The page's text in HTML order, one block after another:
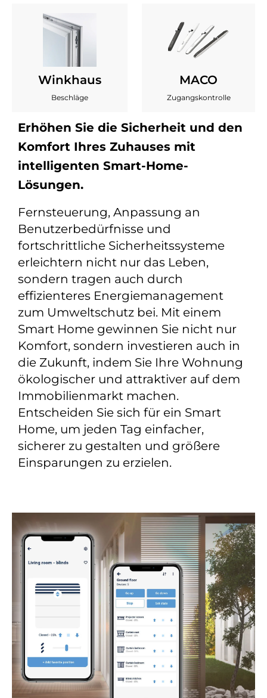
Winkhaus
Beschläge
MACO
Zugangskontrolle
Erhöhen Sie die Sicherheit und den
Komfort Ihres Zuhauses mit
intelligenten Smart-Home-
Lösungen.
Fernsteuerung, Anpassung an
Benutzerbedürfnisse und
fortschrittliche Sicherheitssysteme
erleichtern nicht nur das Leben,
sondern tragen auch durch
effizienteres Energiemanagement
zum Umweltschutz bei. Mit einem
Smart Home gewinnen Sie nicht nur
Komfort, sondern investieren auch in
die Zukunft, indem Sie Ihre Wohnung
ökologischer und attraktiver auf dem
Immobilienmarkt machen.
Entscheiden Sie sich für ein Smart
Home, um jeden Tag einfacher,
sicherer zu gestalten und größere
Einsparungen zu erzielen.